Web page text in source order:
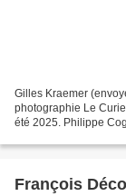
Gilles Kraemer
photographie Le
été 2025. Philippe
François